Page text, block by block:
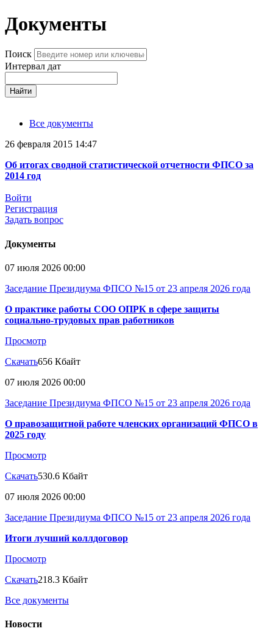
Документы
Поиск
Интервал дат
Найти
Все документы
26 февраля 2015 14:47
Об итогах сводной статистической отчетности ФПСО за
2014 год
Войти
Регистрация
Задать вопрос
Документы
07 июля 2026 00:00
Заседание Президиума ФПСО №15 от 23 апреля 2026 года
О практике работы СОО ОПРК в сфере защиты
социально-трудовых прав работников
Просмотр
Скачать656 Кбайт
07 июля 2026 00:00
Заседание Президиума ФПСО №15 от 23 апреля 2026 года
О правозащитной работе членских организаций ФПСО в
2025 году
Просмотр
Скачать530.6 Кбайт
07 июля 2026 00:00
Заседание Президиума ФПСО №15 от 23 апреля 2026 года
Итоги лучший коллдоговор
Просмотр
Скачать218.3 Кбайт
Все документы
Новости